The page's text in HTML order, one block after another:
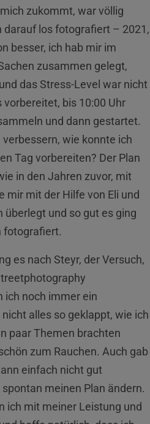
zukommt, war völlig
darauf los fotografiert – 2021,
besser, ich hab mir im
zusammen gelegt,
das Stress-Level war nicht
bis 10:00 Uhr
und dann gestartet.
wie konnte ich
Tag vorbereiten? Der Plan
in den Jahren zuvor, mit
mir mit der Hilfe von Eli und
und so gut es ging
fotografiert.
es nach Steyr, der Versuch,
ich noch immer ein
alles so geklappt, wie ich
paar Themen brachten
zum Rauchen. Auch gab
einfach nicht gut
meinen Plan ändern.
ich mit meiner Leistung und